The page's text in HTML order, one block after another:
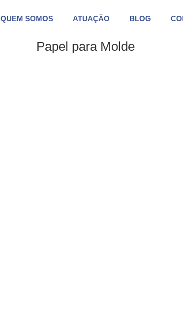
QUEM SOMOS ATUAÇÃO BLOG
Papel para Molde